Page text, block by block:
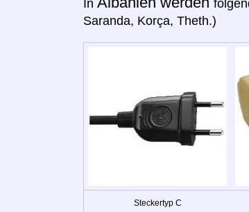
In
Saranda, Korça, Theth.)
Steckertyp C